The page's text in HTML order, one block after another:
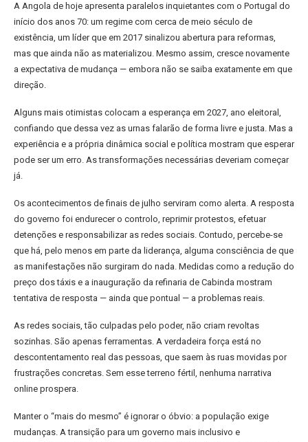
A Angola de hoje apresenta paralelos inquietantes com o Portugal do
início dos anos 70: um regime com cerca de meio século de
existência, um líder que em 2017 sinalizou abertura para reformas,
mas que ainda não as materializou. Mesmo assim, cresce novamente
a expectativa de mudança — embora não se saiba exatamente em que
direção.
Alguns mais otimistas colocam a esperança em 2027, ano eleitoral,
confiando que dessa vez as urnas falarão de forma livre e justa. Mas a
experiência e a própria dinâmica social e política mostram que esperar
pode ser um erro. As transformações necessárias deveriam começar
já.
Os acontecimentos de finais de julho serviram como alerta. A resposta
do governo foi endurecer o controlo, reprimir protestos, efetuar
detenções e responsabilizar as redes sociais. Contudo, percebe-se
que há, pelo menos em parte da liderança, alguma consciência de que
as manifestações não surgiram do nada. Medidas como a redução do
preço dos táxis e a inauguração da refinaria de Cabinda mostram
tentativa de resposta — ainda que pontual — a problemas reais.
As redes sociais, tão culpadas pelo poder, não criam revoltas
sozinhas. São apenas ferramentas. A verdadeira força está no
descontentamento real das pessoas, que saem às ruas movidas por
frustrações concretas. Sem esse terreno fértil, nenhuma narrativa
online prospera.
Manter o “mais do mesmo” é ignorar o óbvio: a população exige
mudanças. A transição para um governo mais inclusivo e